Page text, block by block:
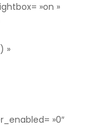
»on »
»
»0″